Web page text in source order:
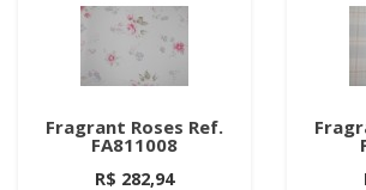
Fragrant Roses Ref.
FA811008
R$ 282,94